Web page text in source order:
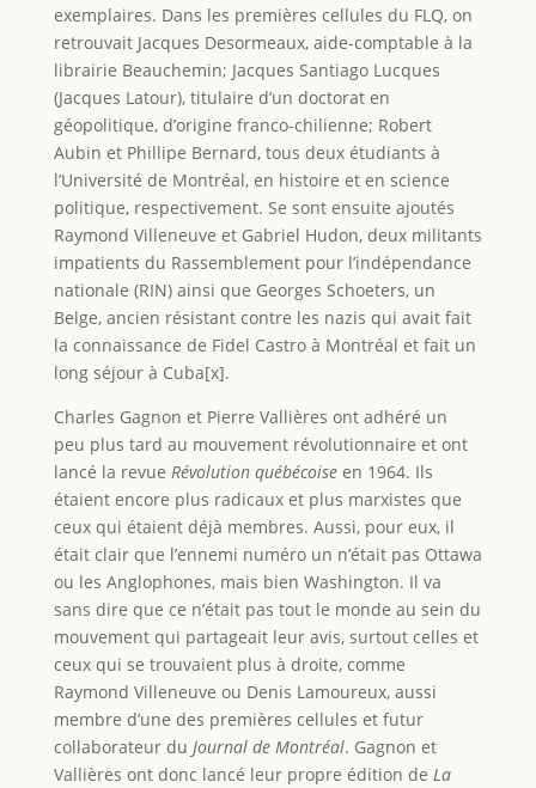
exemplaires. Dans les premières cellules du FLQ, on
retrouvait Jacques Desormeaux, aide-comptable à la
librairie Beauchemin; Jacques Santiago Lucques
(Jacques Latour), titulaire d’un doctorat en
géopolitique, d’origine franco-chilienne; Robert
Aubin et Phillipe Bernard, tous deux étudiants à
l’Université de Montréal, en histoire et en science
politique, respectivement. Se sont ensuite ajoutés
Raymond Villeneuve et Gabriel Hudon, deux militants
impatients du Rassemblement pour l’indépendance
nationale (RIN) ainsi que Georges Schoeters, un
Belge, ancien résistant contre les nazis qui avait fait
la connaissance de Fidel Castro à Montréal et fait un
long séjour à Cuba[x].
Charles Gagnon et Pierre Vallières ont adhéré un
peu plus tard au mouvement révolutionnaire et ont
lancé la revue Révolution québécoiseen 1964. Ils
étaient encore plus radicaux et plus marxistes que
ceux qui étaient déjà membres. Aussi, pour eux, il
était clair que l’ennemi numéro un n’était pas Ottawa
ou les Anglophones, mais bien Washington. Il va
sans dire que ce n’était pas tout le monde au sein du
mouvement qui partageait leur avis, surtout celles et
ceux qui se trouvaient plus à droite, comme
Raymond Villeneuve ou Denis Lamoureux, aussi
membre d’une des premières cellules et futur
collaborateur du Journal de Montréal. Gagnon et
Vallières ont donc lancé leur propre édition de La